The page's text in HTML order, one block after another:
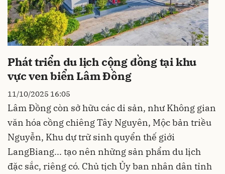
Phát triển du lịch cộng đồng tại khu
vực ven biển Lâm Đồng
11/10/2025 16:05
Lâm Đồng còn sở hữu các di sản, như Không gian
văn hóa cồng chiêng Tây Nguyên, Mộc bản triều
Nguyễn, Khu dự trữ sinh quyển thế giới
LangBiang... tạo nên những sản phẩm du lịch
đặc sắc, riêng có. Chủ tịch Ủy ban nhân dân tỉnh